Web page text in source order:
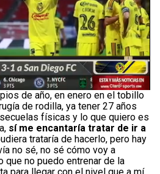
de año, en enero en el tobillo
de rodilla, ya tener 27 años
físicas y lo que quiero es
sí me encantaría tratar de ir a
trataría de hacerlo, pero hay
no sé, no sé cómo voy a
que no puedo entrenar de la